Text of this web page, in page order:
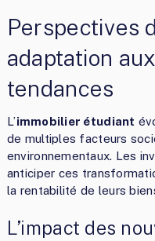
Perspectives
adaptation
tendances
L’immobilier étudiant
de multiples facteurs
environnementaux. Les
anticiper ces
la rentabilité de leurs
L’impact des